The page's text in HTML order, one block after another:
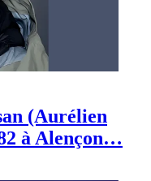
(Aurélien
à Alençon…